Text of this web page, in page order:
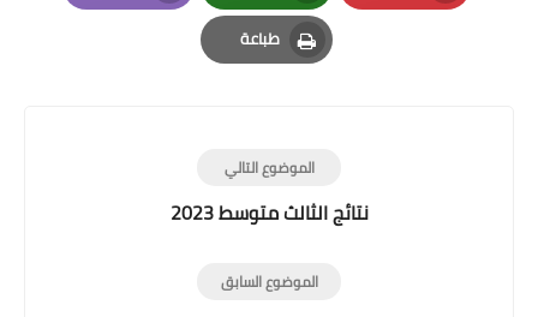
Pinterest
Whatsapp
Email
طباعة
Print
الموضوع التالي
نتائج الثالث متوسط 2023
الموضوع السابق